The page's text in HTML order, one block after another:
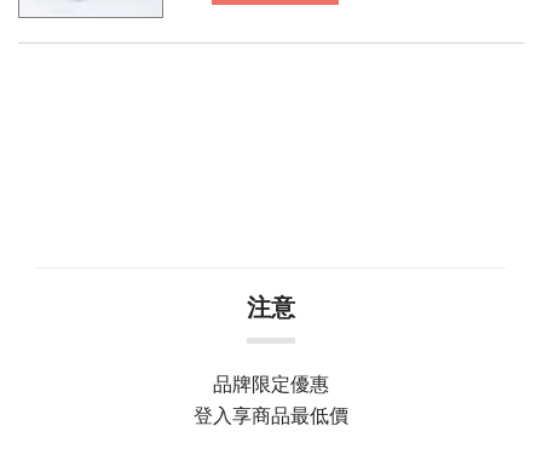
注意
品牌限定優惠
登入享商品最低價